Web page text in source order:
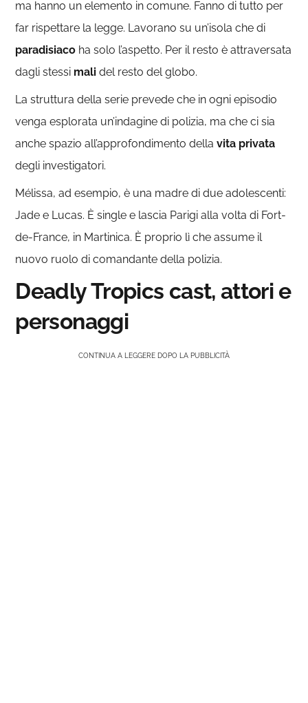
ma hanno un elemento in comune. Fanno di tutto per
far rispettare la legge. Lavorano su un’isola che di
paradisiaco ha solo l’aspetto. Per il resto è attraversata
dagli stessi mali del resto del globo.
La struttura della serie prevede che in ogni episodio
venga esplorata un’indagine di polizia, ma che ci sia
anche spazio all’approfondimento dellavita privata
degli investigatori.
Mélissa, ad esempio, è una madre di due adolescenti:
Jade e Lucas. È single e lascia Parigi alla volta di Fort-
de-France, in Martinica. È proprio lì che assume il
nuovo ruolo di comandante della polizia.
Deadly Tropics cast, attori e
personaggi
CONTINUA A LEGGERE DOPO LA PUBBLICITÀ